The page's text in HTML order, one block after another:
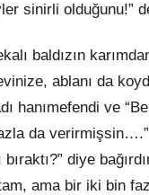
sinirli olduğunu!”
baldızın
ablanı da
hanımefendi ve
da verirmişsin….
diye
ama bir iki bin